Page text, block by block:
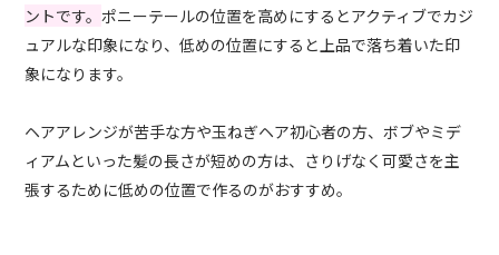
ントです。ポニーテールの位置を高めにするとアクティブでカジ
ュアルな印象になり、低めの位置にすると上品で落ち着いた印
象になります。
ヘアアレンジが苦手な方や玉ねぎヘア初心者の方、ボブやミデ
ィアムといった髪の長さが短めの方は、さりげなく可愛さを主
張するために低めの位置で作るのがおすすめ。